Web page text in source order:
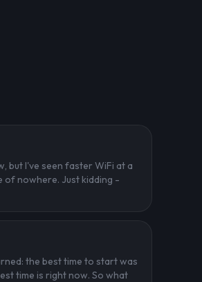
but I've seen faster WiFi at a
of nowhere. Just kidding -
the best time to start was
time is right now. So what